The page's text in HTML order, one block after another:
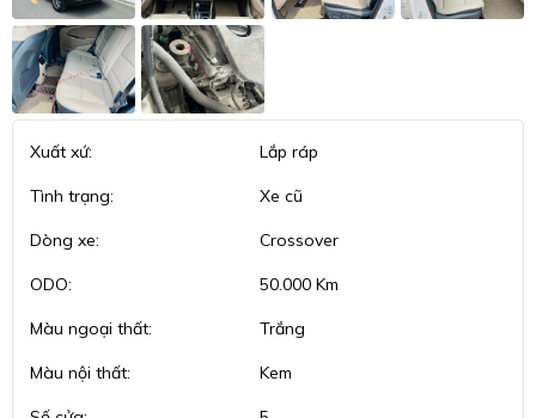
Xuất xứ: Lắp ráp
Tình trạng: Xe cũ
Dòng xe: Crossover
ODO: 50.000 Km
Màu ngoại thất: Trắng
Màu nội thất: Kem